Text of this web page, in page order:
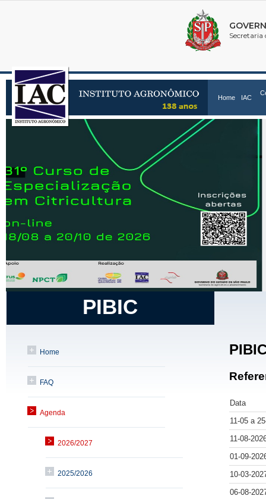
Home IAC
PIBIC
Home
FAQ
Agenda
2026/2027
2025/2026
Data
11-05 a
11-08-
01-09-
10-03-
06-08-